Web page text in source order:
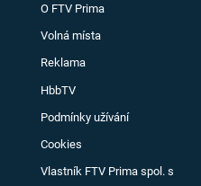
O FTV Prima
Volná místa
Reklama
HbbTV
Podmínky užívání
Cookies
Vlastník FTV Prima spol. s